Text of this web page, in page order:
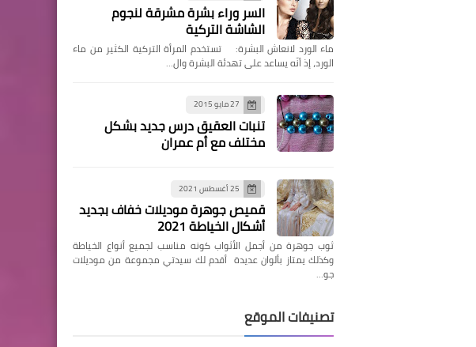
السر وراء بشرة مشرقة لنجوم
الشاشة التركية
ماء الورد لانعاش البشرة: تستخدم المرأة التركية الكثير من ماء
الورد، إذ أنّه يساعد على تهدئة البشرة وال…
27 مايو 2015
تنبات العقيق درس جديد بشكل
مختلف مع أم عمران
25 أغسطس 2021
قميص جوهرة موديلات خفاف بجديد
أشكال الخياطة 2021
ثوب جوهرة من أجمل الأثواب كونه مناسب لجميع أنواع الخياطة
وكذلك يمتاز بألوان عديدة أقدم لك سيدتي مجموعة من موديلات
جو…
تصنيفات الموقع